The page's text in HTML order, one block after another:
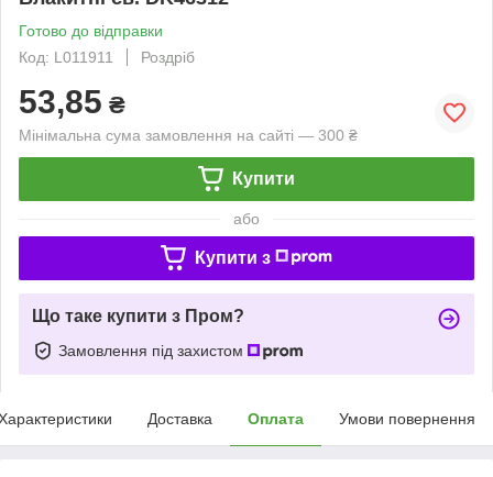
Готово до відправки
Код: L011911
Роздріб
53,85 ₴
Мінімальна сума замовлення на сайті — 300 ₴
Купити
або
Купити з
Що таке купити з Пром?
Замовлення під захистом
Доставка Оплата Умови повернення